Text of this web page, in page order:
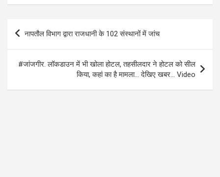
ce
b
o
o
k
tt at
A
p
p
e
gr
a
m
Post
navigation
नापतौल विभाग द्वारा राजधानी के 102 संस्थानों में जांच
#जांजगीर. लॉकडाउन में भी खोला होटल, तहसीलदार ने होटल को सील
किया, कहां का है मामला… देखिए खबर… Video